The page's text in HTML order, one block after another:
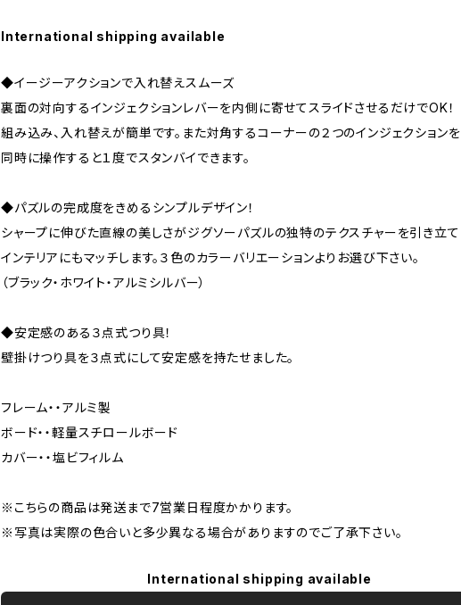
International shipping available
◆イージーアクションで入れ替えスムーズ
裏面の対向するインジェクションレバーを内側に寄せてスライドさせるだけでOK！
組み込み、入れ替えが簡単です。また対角するコーナーの２つのインジェクションを
同時に操作すると１度でスタンバイできます。
◆パズルの完成度をきめるシンプルデザイン！
シャープに伸びた直線の美しさがジグソーパズルの独特のテクスチャーを引き立て
インテリアにもマッチします。３色のカラーバリエーションよりお選び下さい。
（ブラック・ホワイト・アルミシルバー）
◆安定感のある３点式つり具！
壁掛けつり具を３点式にして安定感を持たせました。
フレーム・・アルミ製
ボード・・軽量スチロールボード
カバー・・塩ビフィルム
※こちらの商品は発送まで7営業日程度かかります。
※写真は実際の色合いと多少異なる場合がありますのでご了承下さい。
International shipping available